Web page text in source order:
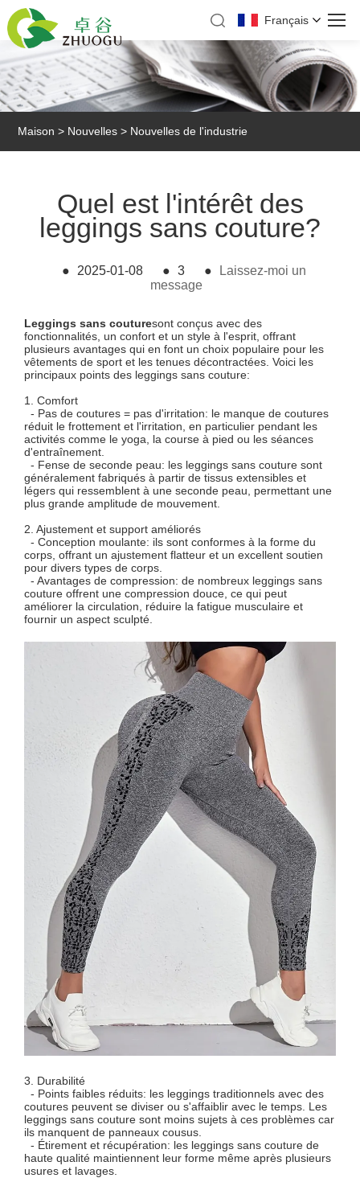
Français
Maison > Nouvelles > Nouvelles de l'industrie
Quel est l'intérêt des
leggings sans couture?
● 2025-01-08 ● 3 ●
Laissez-moi un
message
Leggings sans couturesont conçus avec des
fonctionnalités, un confort et un style à l'esprit, offrant
plusieurs avantages qui en font un choix populaire pour les
vêtements de sport et les tenues décontractées. Voici les
principaux points des leggings sans couture:
1. Comfort
- Pas de coutures = pas d'irritation: le manque de coutures
réduit le frottement et l'irritation, en particulier pendant les
activités comme le yoga, la course à pied ou les séances
d'entraînement.
- Fense de seconde peau: les leggings sans couture sont
généralement fabriqués à partir de tissus extensibles et
légers qui ressemblent à une seconde peau, permettant une
plus grande amplitude de mouvement.
2. Ajustement et support améliorés
- Conception moulante: ils sont conformes à la forme du
corps, offrant un ajustement flatteur et un excellent soutien
pour divers types de corps.
- Avantages de compression: de nombreux leggings sans
couture offrent une compression douce, ce qui peut
améliorer la circulation, réduire la fatigue musculaire et
fournir un aspect sculpté.
3. Durabilité
- Points faibles réduits: les leggings traditionnels avec des
coutures peuvent se diviser ou s'affaiblir avec le temps. Les
leggings sans couture sont moins sujets à ces problèmes car
ils manquent de panneaux cousus.
- Étirement et récupération: les leggings sans couture de
haute qualité maintiennent leur forme même après plusieurs
usures et lavages.